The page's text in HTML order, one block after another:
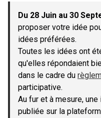
−
Du 28 Juin au 30
proposer votre idée
idées préférées.
Toutes les idées ont
qu'elles répondaient
dans le cadre du
participative.
Au fur et à mesure,
publiée sur la